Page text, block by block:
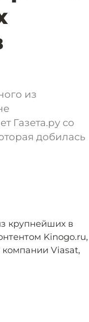
из
Газета.ру со
добилась
крупнейших в
Kinogo.ru,
компании Viasat,